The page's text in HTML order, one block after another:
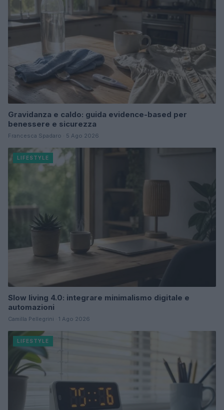
Gravidanza e caldo: guida evidence-based per
benessere e sicurezza
Francesca Spadaro · 5 Ago 2026
LIFESTYLE
Slow living 4.0: integrare minimalismo digitale e
automazioni
Camilla Pellegrini · 1 Ago 2026
LIFESTYLE